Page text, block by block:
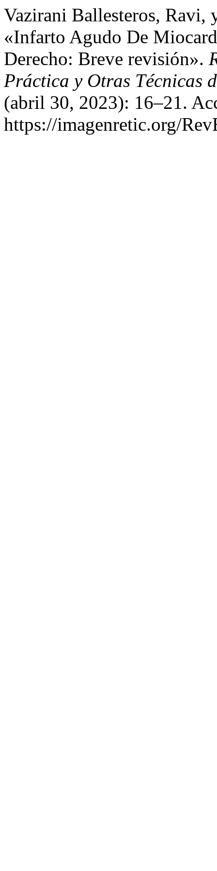
Vazirani Ballesteros, Ravi,
«Infarto Agudo De
Derecho: Breve revisión».
Práctica y Otras Técnicas
(abril 30, 2023): 16–21.
https://imagenretic.org/